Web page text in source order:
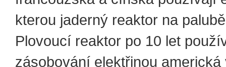
kterou jaderný reaktor na
Plovoucí reaktor po 10 let
zásobování elektřinou americká